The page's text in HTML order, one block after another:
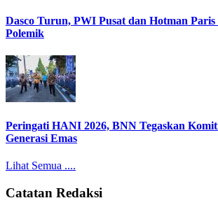
Dasco Turun, PWI Pusat dan Hotman
Polemik
Peringati HANI 2026, BNN Tegaskan
Generasi Emas
Lihat Semua ....
Catatan Redaksi